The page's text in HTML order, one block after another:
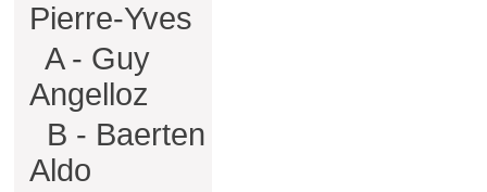
Pierre-Yves
A - Guy
Angelloz
B - Baerten
Aldo